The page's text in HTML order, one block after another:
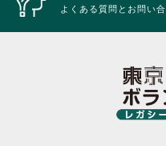
よくある質問とお問い